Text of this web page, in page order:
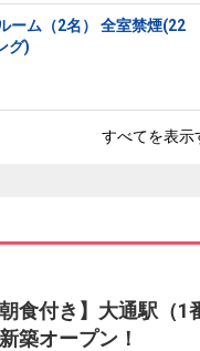
ーム（2名） 全室禁煙(22
グ)
すべてを表示
朝食付き】大通駅（
築オープン！